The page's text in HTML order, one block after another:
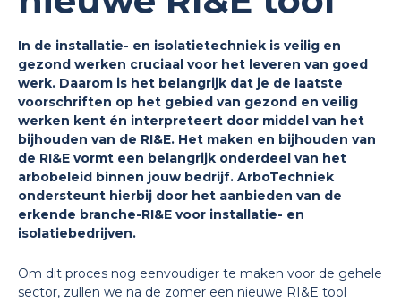
In de installatie- en isolatietechniek is veilig en
gezond werken cruciaal voor het leveren van goed
werk. Daarom is het belangrijk dat je de laatste
voorschriften op het gebied van gezond en veilig
werken kent én interpreteert door middel van het
bijhouden van de RI&E. Het maken en bijhouden van
de RI&E vormt een belangrijk onderdeel van het
arbobeleid binnen jouw bedrijf. ArboTechniek
ondersteunt hierbij door het aanbieden van de
erkende branche-RI&E voor installatie- en
isolatiebedrijven.
Om dit proces nog eenvoudiger te maken voor de gehele
sector, zullen we na de zomer een nieuwe RI&E tool